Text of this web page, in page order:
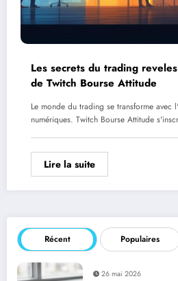
Les secrets du trading
de Twitch Bourse Attitude
Le monde du trading se transforme avec
numériques. Twitch Bourse Attitude
Lire la suite
Récent Populaires
26 mai 2026